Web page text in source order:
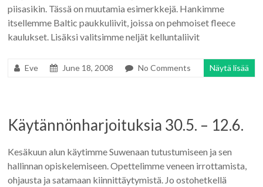
piisasikin. Tässä on muutamia esimerkkejä. Hankimme
itsellemme Baltic paukkuliivit, joissa on pehmoiset fleece
kaulukset. Lisäksi valitsimme neljät kelluntaliivit
Eve June 18, 2008 No Comments Näytä lisää
Käytännönharjoituksia 30.5. – 12.6.
Kesäkuun alun käytimme Suwenaan tutustumiseen ja sen
hallinnan opiskelemiseen. Opettelimme veneen irrottamista,
ohjausta ja satamaan kiinnittäytymistä. Jo ostohetkellä